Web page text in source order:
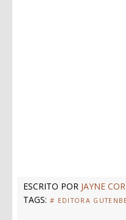
ESCRITO POR JAYNE
TAGS: # EDITORA